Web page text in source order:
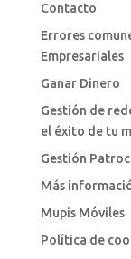
Contacto
Errores
Empresariales
Ganar Dinero
Gestión de
el éxito de tu
Gestión
Más
Mupis Móviles
Política de